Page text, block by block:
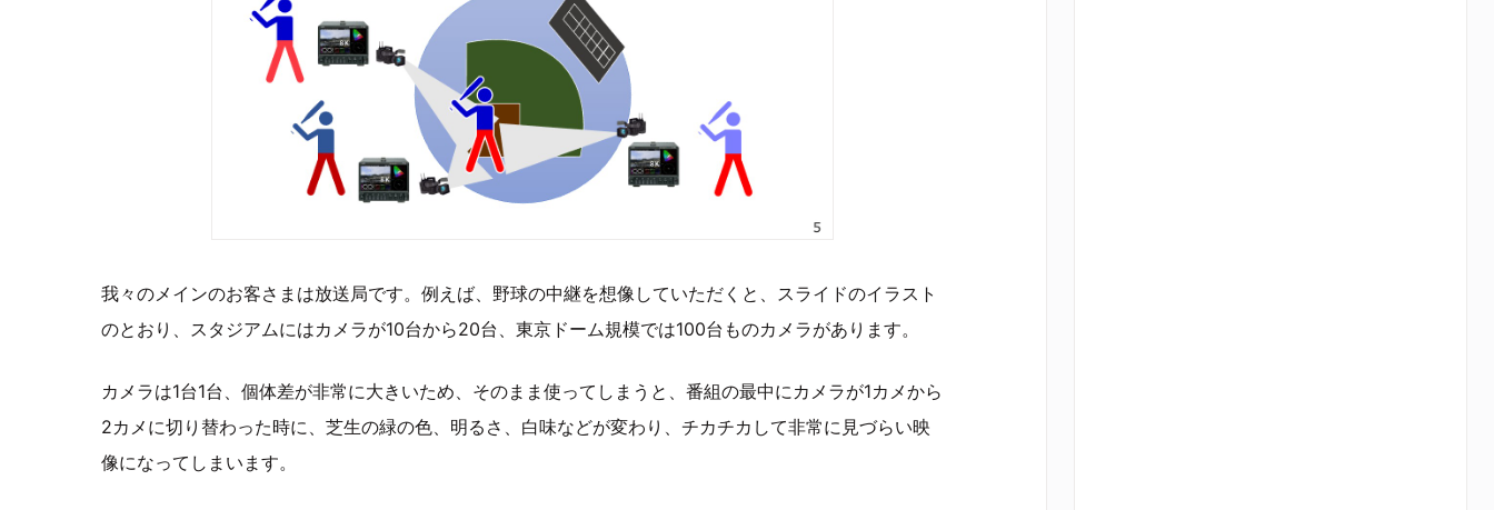
我々のメインのお客さまは放送局です。例えば、野球の中継を想像していただくと、スライドのイラスト
のとおり、スタジアムにはカメラが10台から20台、東京ドーム規模では100台ものカメラがあります。
カメラは1台1台、個体差が非常に大きいため、そのまま使ってしまうと、番組の最中にカメラが1カメから
2カメに切り替わった時に、芝生の緑の色、明るさ、白味などが変わり、チカチカして非常に見づらい映
像になってしまいます。